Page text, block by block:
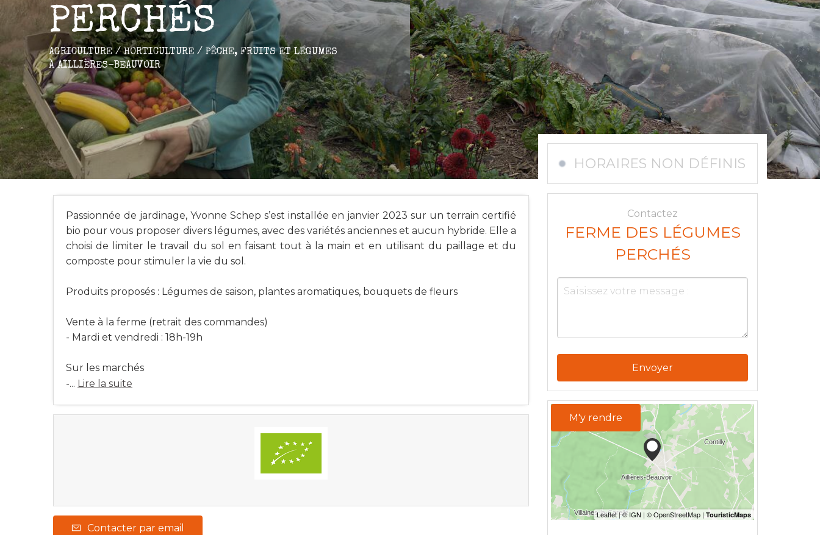
PERCHÉS
AGRICULTURE / HORTICULTURE / PÊCHE, FRUITS ET LÉGUMES
À AILLIÈRES-BEAUVOIR
Passionnée de jardinage, Yvonne Schep s’est installée en janvier 2023 sur un terrain certifié
bio pour vous proposer divers légumes, avec des variétés anciennes et aucun hybride. Elle a
choisi de limiter le travail du sol en faisant tout à la main et en utilisant du paillage et du
composte pour stimuler la vie du sol.
Produits proposés : Légumes de saison, plantes aromatiques, bouquets de fleurs
Vente à la ferme (retrait des commandes)
- Mardi et vendredi : 18h-19h
Sur les marchés
-... Lire la suite
Contacter par email
HORAIRES NON DÉFINIS
Contactez
FERME DES LÉGUMES
PERCHÉS
Envoyer
M'y rendre